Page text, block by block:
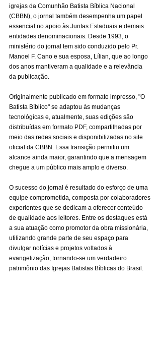
igrejas da Comunhão Batista Bíblica Nacional
(CBBN), o jornal também desempenha um papel
essencial no apoio às Juntas Estaduais e demais
entidades denominacionais. Desde 1993, o
ministério do jornal tem sido conduzido pelo Pr.
Manoel F. Cano e sua esposa, Lílian, que ao longo
dos anos mantiveram a qualidade e a relevância
da publicação.
Originalmente publicado em formato impresso, "O
Batista Bíblico" se adaptou às mudanças
tecnológicas e, atualmente, suas edições são
distribuídas em formato PDF, compartilhadas por
meio das redes sociais e disponibilizadas no site
oficial da CBBN. Essa transição permitiu um
alcance ainda maior, garantindo que a mensagem
chegue a um público mais amplo e diverso.
O sucesso do jornal é resultado do esforço de uma
equipe comprometida, composta por colaboradores
experientes que se dedicam a oferecer conteúdo
de qualidade aos leitores. Entre os destaques está
a sua atuação como promotor da obra missionária,
utilizando grande parte de seu espaço para
divulgar notícias e projetos voltados à
evangelização, tornando-se um verdadeiro
patrimônio das Igrejas Batistas Bíblicas do Brasil.